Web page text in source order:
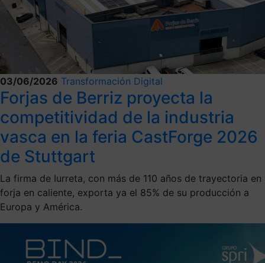
03/06/2026 Transformación Digital
Forjas de Berriz proyecta la
competitividad de la industria
vasca en la feria CastForge 2026
de Stuttgart
La firma de Iurreta, con más de 110 años de trayectoria en
forja en caliente, exporta ya el 85% de su producción a
Europa y América.